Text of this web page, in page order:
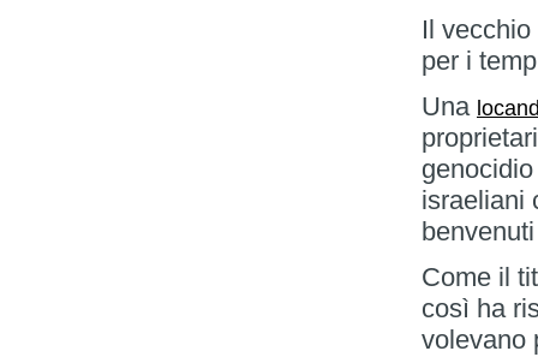
Il
per i
Una
israeliani
Come il
così ha
volevano